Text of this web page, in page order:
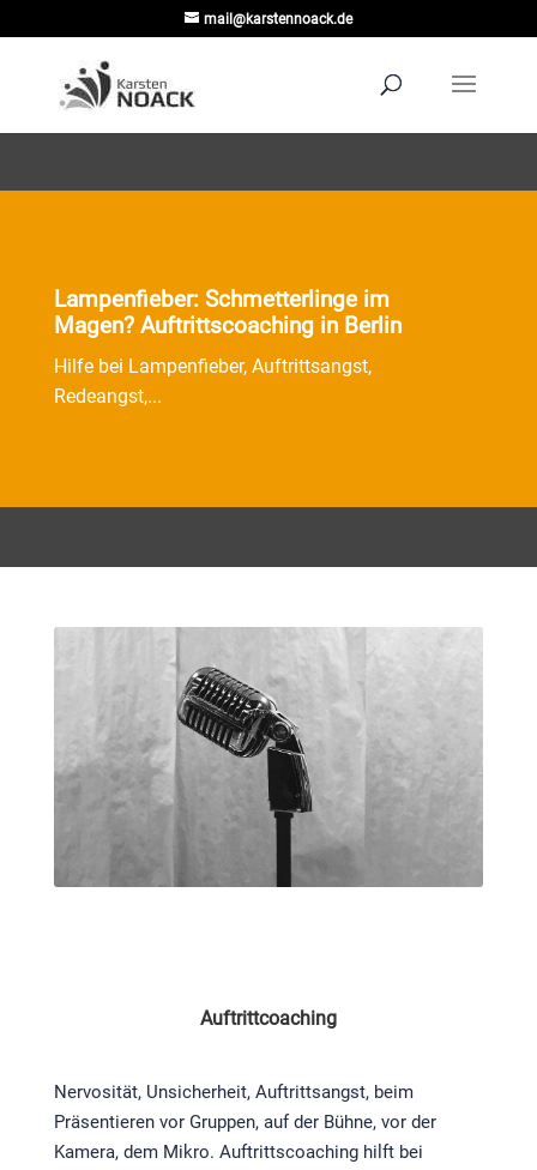
mail@karstennoack.de
Lampenfieber: Schmetterlinge im
Magen? Auftrittscoaching in Berlin
Hilfe bei Lampenfieber, Auftrittsangst,
Redeangst,...
Auftrittcoaching
Nervosität, Unsicherheit, Auftrittsangst, beim
Präsentieren vor Gruppen, auf der Bühne, vor der
Kamera, dem Mikro. Auftrittscoaching hilft bei